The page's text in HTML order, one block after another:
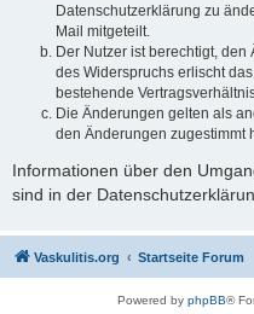
Datenschutzerklärung zu
Mail mitgeteilt.
Der Nutzer ist berechtigt,
des Widerspruchs erlischt
bestehende
Die Änderungen gelten als
den Änderungen zugestimmt
Informationen über den
sind in der
Vaskulitis.org Startseite Forum
Powered by phpBB®